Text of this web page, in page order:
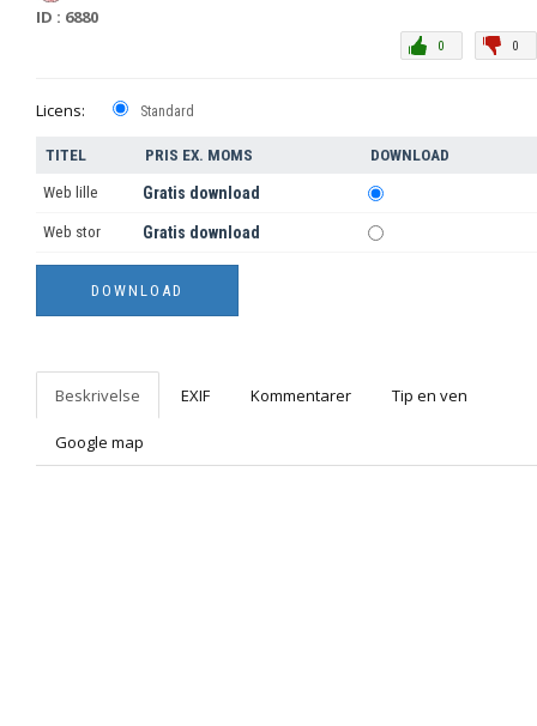
ID : 6880
0
0
Licens: Standard
TITEL PRIS EX. MOMS DOWNLOAD
Web lille Gratis download
Web stor Gratis download
Beskrivelse EXIF Kommentarer Tip en ven
Google map